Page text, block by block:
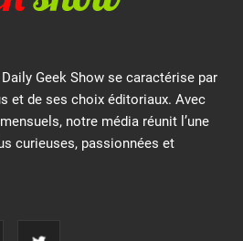
Geek Show se caractérise par
et de ses choix éditoriaux. Avec
notre média réunit l’une
curieuses, passionnées et